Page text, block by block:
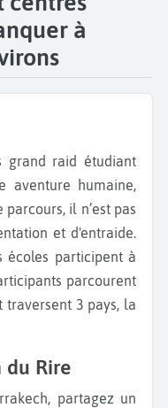
à
aventure humaine,
il n’est pas
et d'entraide.
écoles participent à
parcourent
traversent 3 pays, la
du Rire